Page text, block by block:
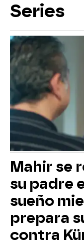
Series
Mahir se
su padre
sueño
prepara
contra